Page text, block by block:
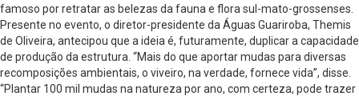
famoso por retratar as belezas da fauna e flora sul-mato-grossenses.
Presente no evento, o diretor-presidente da Águas Guariroba, Themis
de Oliveira, antecipou que a ideia é, futuramente, duplicar a capacidade
de produção da estrutura. “Mais do que aportar mudas para diversas
recomposições ambientais, o viveiro, na verdade, fornece vida”, disse.
“Plantar 100 mil mudas na natureza por ano, com certeza, pode trazer